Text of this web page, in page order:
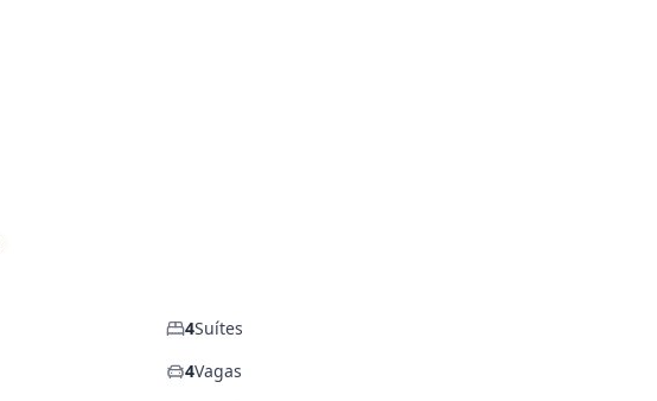
4Suítes
4Vagas